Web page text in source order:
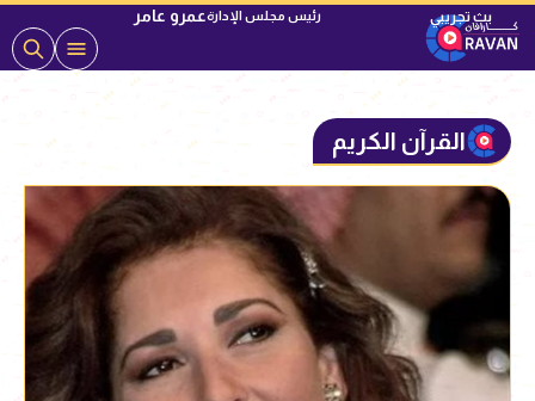
رئيس مجلس الإدارةعمرو عامر
القرآن الكريم